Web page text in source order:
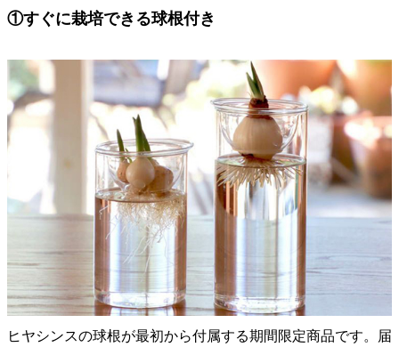
①すぐに栽培できる球根付き
ヒヤシンスの球根が最初から付属する期間限定商品です。届